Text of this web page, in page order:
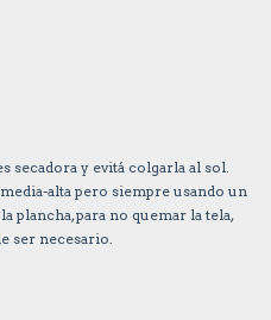
secadora y evitá colgarla al sol.
alta pero siempre usando un
plancha, para no quemar la tela,
ser necesario.